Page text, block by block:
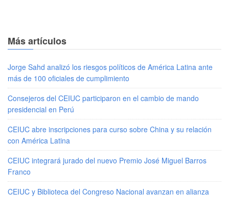
Más artículos
Jorge Sahd analizó los riesgos políticos de América Latina ante
más de 100 oficiales de cumplimiento
Consejeros del CEIUC participaron en el cambio de mando
presidencial en Perú
CEIUC abre inscripciones para curso sobre China y su relación
con América Latina
CEIUC integrará jurado del nuevo Premio José Miguel Barros
Franco
CEIUC y Biblioteca del Congreso Nacional avanzan en alianza